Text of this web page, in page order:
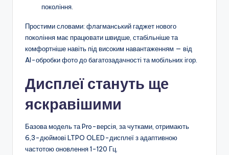
покоління.
Простими словами: флагманський гаджет нового
покоління має працювати швидше, стабільніше та
комфортніше навіть під високим навантаженням — від
AI-обробки фото до багатозадачності та мобільних ігор.
Дисплеї стануть ще
яскравішими
Базова модель та Pro-версія, за чутками, отримають
6,3-дюймові LTPO OLED-дисплеї з адаптивною
частотою оновлення 1-120 Гц.